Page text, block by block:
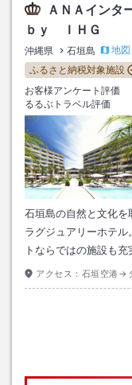
ＡＮＡインタ
ｂｙ ＩＨＧ
沖縄県 石垣島
地図
ふるさと納税対象施設
お客様アンケート評価
るるぶトラベル評価
石垣島の自然と文化
ラグジュアリーホテ
トならではの施設も充
アクセス： 石垣空港→